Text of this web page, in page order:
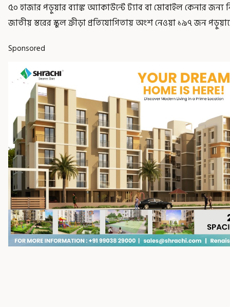
৫০ হাজার পড়ুয়ার ব্যাঙ্ক অ্যাকাউন্টে ট্যাব বা মোবাইল কেনার জন্য
জাতীয় স্তরের স্কুল ক্রীড়া প্রতিযোগিতায় অংশ নেওয়া ১৯৭ জন
Sponsored